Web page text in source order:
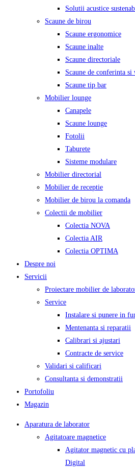
Solutii acustice
Scaune de birou
Scaune ergonomice
Scaune inalte
Scaune directoriale
Scaune de conferinta
Scaune tip bar
Mobilier lounge
Canapele
Scaune lounge
Fotolii
Taburete
Sisteme modulare
Mobilier directorial
Mobilier de receptie
Mobilier de birou la comanda
Colectii de mobilier
Colectia NOVA
Colectia AIR
Colectia OPTIMA
Despre noi
Servicii
Proiectare mobilier de
Service
Instalare si punere in
Mentenanta si reparatii
Calibrari si ajustari
Contracte de service
Validari si calificari
Consultanta si demonstratii
Portofoliu
Magazin
Aparatura de laborator
Agitatoare magnetice
Agitator magnetic cu
Digital